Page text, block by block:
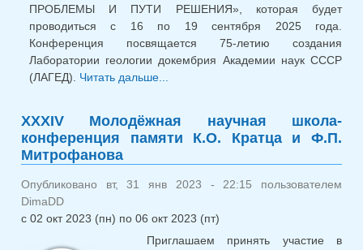
ПРОБЛЕМЫ И ПУТИ РЕШЕНИЯ», которая будет
проводиться с 16 по 19 сентября 2025 года.
Конференция посвящается 75-летию создания
Лаборатории геологии докембрия Академии наук СССР
(ЛАГЕД). Читать дальше...
ДОКЕМБРИЯ: ПРОБЛЕМЫ И
ПУТИ РЕШЕНИЯ» 2025
XXXIV Молодёжная научная школа-
конференция памяти К.О. Кратца и Ф.П.
Митрофанова
Опубликовано вт, 31 янв 2023 - 22:15 пользователем
DimaDD
с 02 окт 2023 (пн) по 06 окт 2023 (пт)
Приглашаем принять участие в